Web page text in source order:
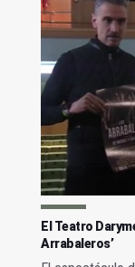
El Teatro
Arrabaleros’